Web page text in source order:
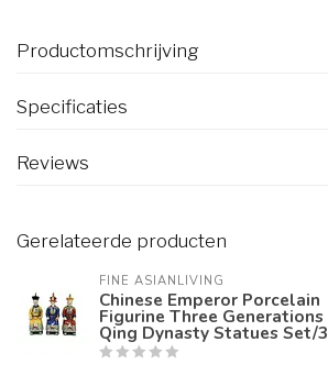
Productomschrijving
Specificaties
Reviews
Gerelateerde producten
FINE ASIANLIVING
Chinese Emperor Porcelain
Figurine Three Generations
Qing Dynasty Statues Set/3